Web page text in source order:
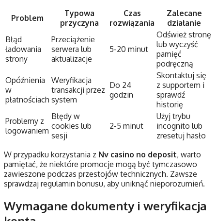
Problem
Typowa
przyczyna
Czas
rozwiązania
Zalecane
działanie
Błąd
ładowania
strony
Przeciążenie
serwera lub
aktualizacje
5-20 minut
Odśwież stronę
lub wyczyść
pamięć
podręczną
Opóźnienia
w
płatnościach
Weryfikacja
transakcji przez
system
Do 24
godzin
Skontaktuj się
z supportem i
sprawdź
historię
Problemy z
logowaniem
Błędy w
cookies lub
sesji
2-5 minut
Użyj trybu
incognito lub
zresetuj hasło
W przypadku korzystania z Nv casino no deposit, warto
pamiętać, że niektóre promocje mogą być tymczasowo
zawieszone podczas przestojów technicznych. Zawsze
sprawdzaj regulamin bonusu, aby uniknąć nieporozumień.
Wymagane dokumenty i weryfikacja